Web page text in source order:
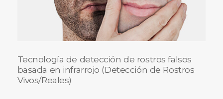
Tecnología de detección de rostros falsos
basada en infrarrojo (Detección de Rostros
Vivos/Reales)